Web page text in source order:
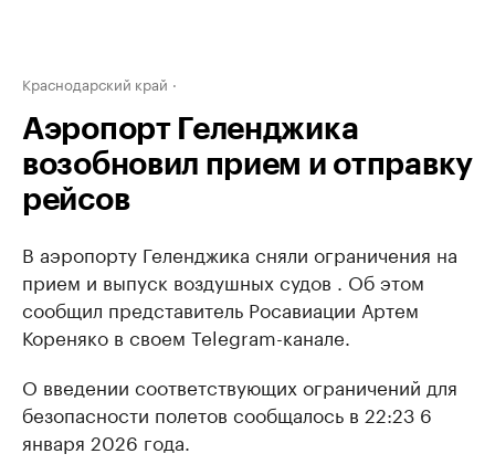
Краснодарский край
Аэропорт Геленджика
возобновил прием и отправку
рейсов
В аэропорту Геленджика сняли ограничения на
прием и выпуск воздушных судов . Об этом
сообщил представитель Росавиации Артем
Кореняко в своем Telegram-канале.
О введении соответствующих ограничений для
безопасности полетов сообщалось в 22:23 6
января 2026 года.